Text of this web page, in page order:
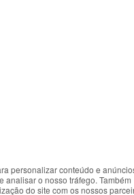
personalizar conteúdo e
o nosso tráfego. Também
do site com os nossos